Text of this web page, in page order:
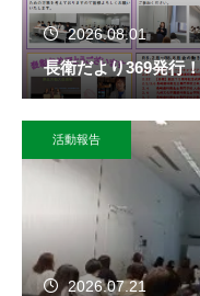
2026.08.01
長衛だより369発行！
活動報告
2026.07.21